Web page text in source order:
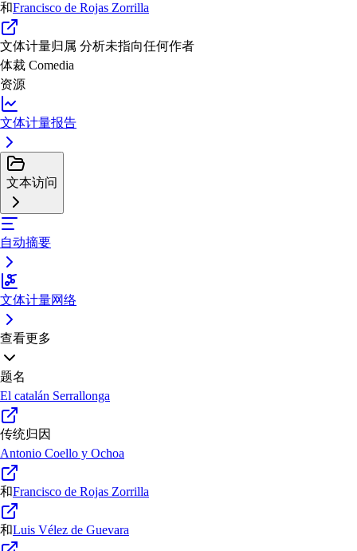
和Francisco de Rojas Zorrilla
文体计量归属 分析未指向任何作者
体裁 Comedia
资源
文体计量报告
文本访问
自动摘要
文体计量网络
查看更多
题名
El catalán Serrallonga
传统归因
Antonio Coello y Ochoa
和Francisco de Rojas Zorrilla
和Luis Vélez de Guevara